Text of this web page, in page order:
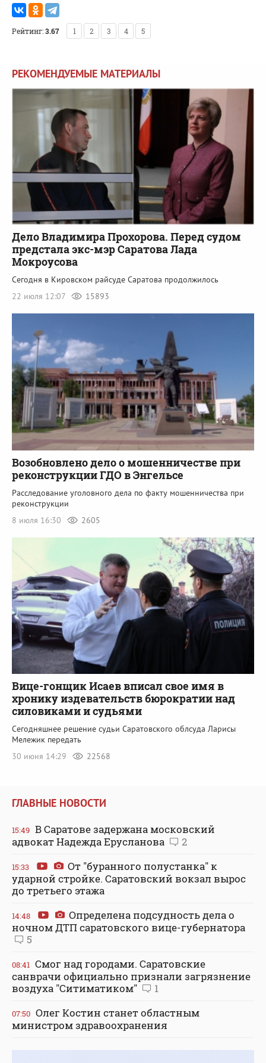
Рейтинг:3.67 1 2 3 4 5
РЕКОМЕНДУЕМЫЕ МАТЕРИАЛЫ
Дело Владимира Прохорова. Перед судом
предстала экс-мэр Саратова Лада
Мокроусова
Сегодня в Кировском райсуде Саратова продолжилось
22 июля 12:07
15893
Возобновлено дело о мошенничестве при
реконструкции ГДО в Энгельсе
Расследование уголовного дела по факту мошенничества при
реконструкции
8 июля 16:30
2605
Вице-гонщик Исаев вписал свое имя в
хронику издевательств бюрократии над
силовиками и судьями
Сегодняшнее решение судьи Саратовского облсуда Ларисы
Мележик передать
30 июня 14:29
22568
ГЛАВНЫЕ НОВОСТИ
15:49 В Саратове задержана московский
адвокат Надежда Ерусланова
2
15:33
От "буранного полустанка" к
ударной стройке. Саратовский вокзал вырос
до третьего этажа
14:48
Определена подсудность дела о
ночном ДТП саратовского вице-губернатора
5
08:41 Смог над городами. Саратовские
санврачи официально признали загрязнение
воздуха "Ситиматиком"
1
07:50 Олег Костин станет областным
министром здравоохранения